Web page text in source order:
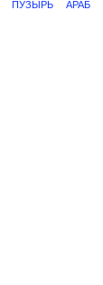
ПУЗЫРЬ АРАБ